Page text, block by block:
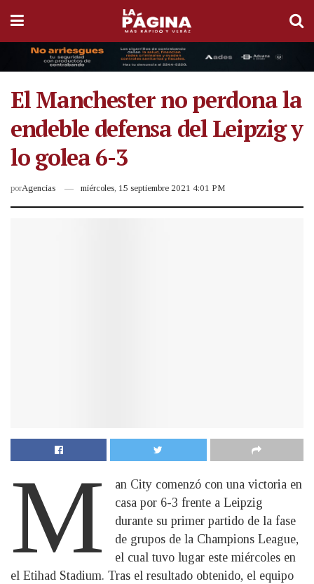
El Manchester no perdona la
endeble defensa del Leipzig y
lo golea 6-3
porAgencias miércoles, 15 septiembre 2021 4:01 PM
M
an City comenzó con una victoria en
casa por 6-3 frente a Leipzig
durante su primer partido de la fase
de grupos de la Champions League,
el cual tuvo lugar este miércoles en
el Etihad Stadium. Tras el resultado obtenido, el equipo